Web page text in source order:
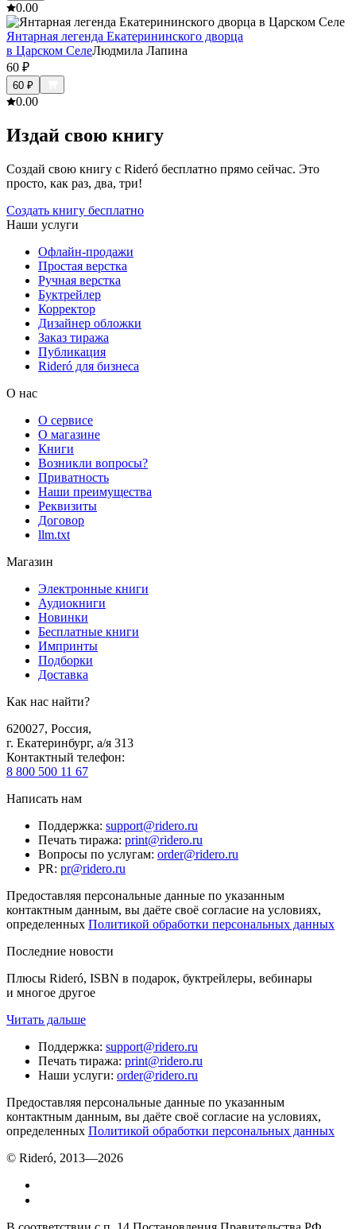
0.00
Янтарная легенда Екатерининского дворца
в Царском СелеЛюдмила Лапина
60 ₽
60 ₽
0.00
Издай свою книгу
Создай свою книгу с Rideró бесплатно прямо сейчас. Это
просто, как раз, два, три!
Создать книгу бесплатно
Наши услуги
Офлайн-продажи
Простая верстка
Ручная верстка
Буктрейлер
Корректор
Дизайнер обложки
Заказ тиража
Публикация
Rideró для бизнеса
О нас
О сервисе
О магазине
Книги
Возникли вопросы?
Приватность
Наши преимущества
Реквизиты
Договор
llm.txt
Магазин
Электронные книги
Аудиокниги
Новинки
Бесплатные книги
Импринты
Подборки
Доставка
Как нас найти?
620027, Россия,
г. Екатеринбург, а/я 313
Контактный телефон:
8 800 500 11 67
Написать нам
Поддержка: support@ridero.ru
Печать тиража: print@ridero.ru
Вопросы по услугам: order@ridero.ru
PR: pr@ridero.ru
Предоставляя персональные данные по указанным
контактным данным, вы даёте своё согласие на условиях,
определенных Политикой обработки персональных данных
Последние новости
Плюсы Rideró, ISBN в подарок, буктрейлеры, вебинары
и многое другое
Читать дальше
Поддержка: support@ridero.ru
Печать тиража: print@ridero.ru
Наши услуги: order@ridero.ru
Предоставляя персональные данные по указанным
контактным данным, вы даёте своё согласие на условиях,
определенных Политикой обработки персональных данных
© Rideró, 2013—2026